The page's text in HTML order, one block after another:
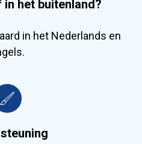
het buitenland?
in het Nederlands en